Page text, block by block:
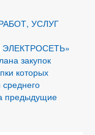
УСЛУГ
закупок
которых
предыдущие